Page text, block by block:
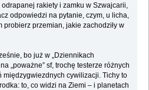
odrapanej rakiety i zamku w Szwajcarii,
odpowiedzi na pytanie, czym, u licha,
probierz przemian, jakie zachodziły w
bo już w „Dziennikach
„poważne” sf, trochę testerze różnych
międzygwiezdnych cywilizacji. Tichy to
to, co widzi na Ziemi – i planetach